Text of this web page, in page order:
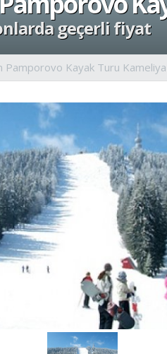
geçerli fiyat
Pamporovo Kayak Turu